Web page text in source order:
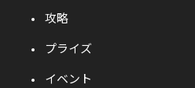
攻略
プライズ
イベント